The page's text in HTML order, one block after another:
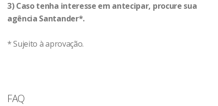
3) Caso tenha interesse em antecipar, procure sua
agência Santander*.
* Sujeito à aprovação.
FAQ